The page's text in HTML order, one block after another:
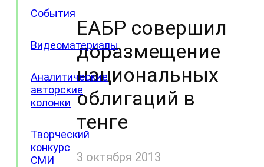
События
Видеоматериалы
Аналитические
авторские
колонки
Творческий
конкурс
СМИ
ЕАБР совершил
доразмещение
национальных
облигаций в
тенге
3 октября 2013